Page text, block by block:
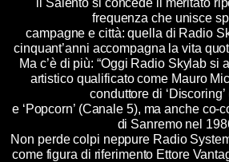
frequenza che unisce
campagne e città: quella di Radio
cinquant’anni accompagna la vita
Ma c’è di più: “Oggi Radio Skylab si
artistico qualificato come Mauro
conduttore di
e ‘Popcorn’ (Canale 5), ma anche co-
di Sanremo nel
Non perde colpi neppure Radio
come figura di riferimento Ettore